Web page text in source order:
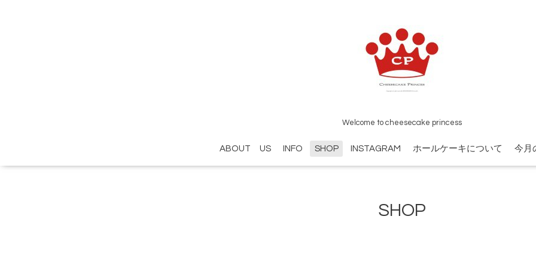
Welcome to cheesecake princess
ABOUT US INFO SHOP INSTAGRAM ホールケーキについて 今月
SHOP